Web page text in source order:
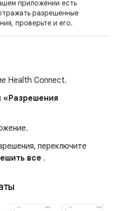
приложении есть
разрешенные
проверьте и его.
Health Connect.
«Разрешения
переключите
все .